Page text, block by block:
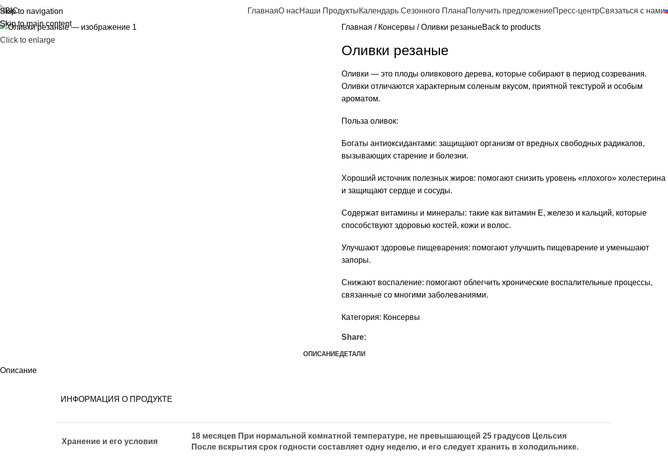
Skip to navigation
Skip to main content
ГлавнаяО насНаши ПродуктыКалендарь Сезонного ПланаПолучить предложениеПресс-центрСвязаться с нами
Click to enlarge
Главная Консервы Оливки резаныеBack to products
Оливки резаные
Оливки — это плоды оливкового дерева, которые собирают в период созревания.
Оливки отличаются характерным соленым вкусом, приятной текстурой и особым
ароматом.
Польза оливок:
Богаты антиоксидантами: защищают организм от вредных свободных радикалов,
вызывающих старение и болезни.
Хороший источник полезных жиров: помогают снизить уровень «плохого» холестерина
и защищают сердце и сосуды.
Содержат витамины и минералы: такие как витамин Е, железо и кальций, которые
способствуют здоровью костей, кожи и волос.
Улучшают здоровье пищеварения: помогают улучшить пищеварение и уменьшают
запоры.
Снижают воспаление: помогают облегчить хронические воспалительные процессы,
связанные со многими заболеваниями.
Категория: Консервы
Share:
ОПИСАНИЕДЕТАЛИ
Описание
ИНФОРМАЦИЯ О ПРОДУКТЕ
Хранение и его условия
18 месяцев При нормальной комнатной температуре, не превышающей 25 градусов Цельсия
После вскрытия срок годности составляет одну неделю, и его следует хранить в холодильнике.